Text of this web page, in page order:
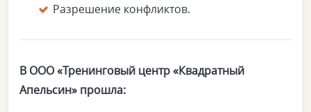
Разрешение конфликтов.
В ООО «Тренинговый центр «Квадратный
Апельсин» прошла: